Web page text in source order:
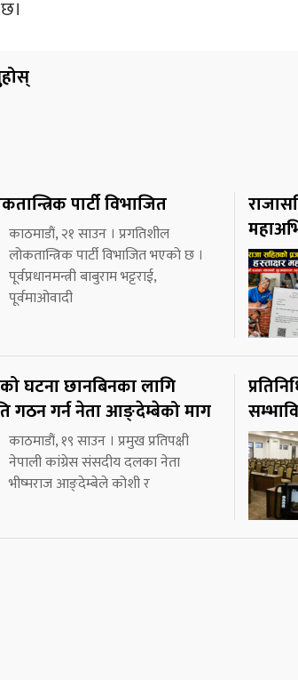
पार्टी विभाजित
काठमाडौं, २१ साउन । प्रगतिशील
लोकतान्त्रिक पार्टी विभाजित भएको छ ।
पूर्वप्रधानमन्त्री बाबुराम भट्टराई,
पूर्वमाओवादी
घटना छानबिनका लागि
गठन गर्न नेता आङ्देम्बेको माग
काठमाडौं, १९ साउन । प्रमुख प्रतिपक्षी
नेपाली कांग्रेस संसदीय दलका नेता
भीष्मराज आङ्देम्बेले कोशी र